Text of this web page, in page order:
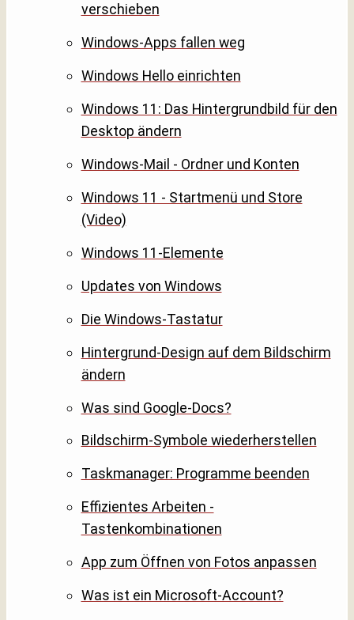
verschieben
Windows-Apps fallen weg
Windows Hello einrichten
Windows 11: Das Hintergrundbild für den
Desktop ändern
Windows-Mail - Ordner und Konten
Windows 11 - Startmenü und Store
(Video)
Windows 11-Elemente
Updates von Windows
Die Windows-Tastatur
Hintergrund-Design auf dem Bildschirm
ändern
Was sind Google-Docs?
Bildschirm-Symbole wiederherstellen
Taskmanager: Programme beenden
Effizientes Arbeiten -
Tastenkombinationen
App zum Öffnen von Fotos anpassen
Was ist ein Microsoft-Account?